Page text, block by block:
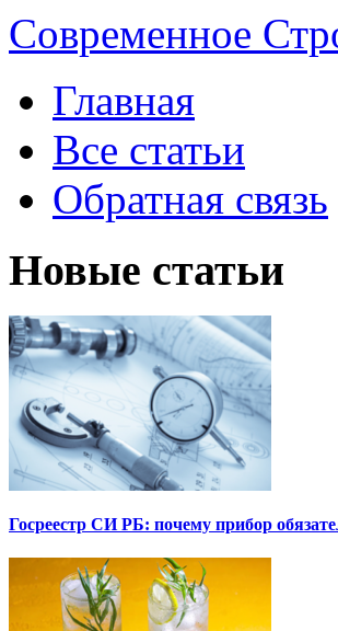
Современное
Главная
Все статьи
Обратная связь
Новые статьи
Госреестр СИ РБ: почему прибор